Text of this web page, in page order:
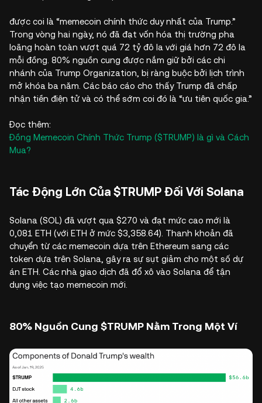
được coi là “memecoin chính thức duy nhất của Trump.”
Trong vòng hai ngày, nó đã đạt vốn hóa thị trường pha
loãng hoàn toàn vượt quá 72 tỷ đô la với giá hơn 72 đô la
mỗi đồng. 80% nguồn cung được nắm giữ bởi các chi
nhánh của Trump Organization, bị ràng buộc bởi lịch trình
mở khóa ba năm. Các báo cáo cho thấy Trump đã chấp
nhận tiền điện tử và có thể sớm coi đó là “ưu tiên quốc gia.”
Đọc thêm:
Đồng Memecoin Chính Thức Trump ($TRUMP) là gì và Cách
Mua?
Tác Động Lớn Của $TRUMP Đối Với Solana
Solana (SOL) đã vượt qua $270 và đạt mức cao mới là
0,081 ETH (với ETH ở mức $3,358.64). Thanh khoản đã
chuyển từ các memecoin dựa trên Ethereum sang các
token dựa trên Solana, gây ra sự sụt giảm cho một số dự
án ETH. Các nhà giao dịch đã đổ xô vào Solana để tận
dụng việc tạo memecoin mới.
80% Nguồn Cung $TRUMP Nằm Trong Một Ví